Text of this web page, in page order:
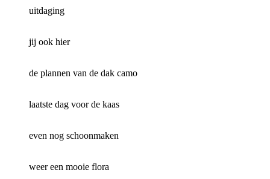
uitdaging
jij ook hier
de plannen van de dak camo
laatste dag voor de kaas
even nog schoonmaken
weer een mooie flora